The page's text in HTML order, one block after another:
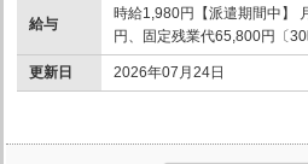
給与
時給1,980円【派遣期間中】
円、固定残業代65,800円〔
更新日 2026年07月24日